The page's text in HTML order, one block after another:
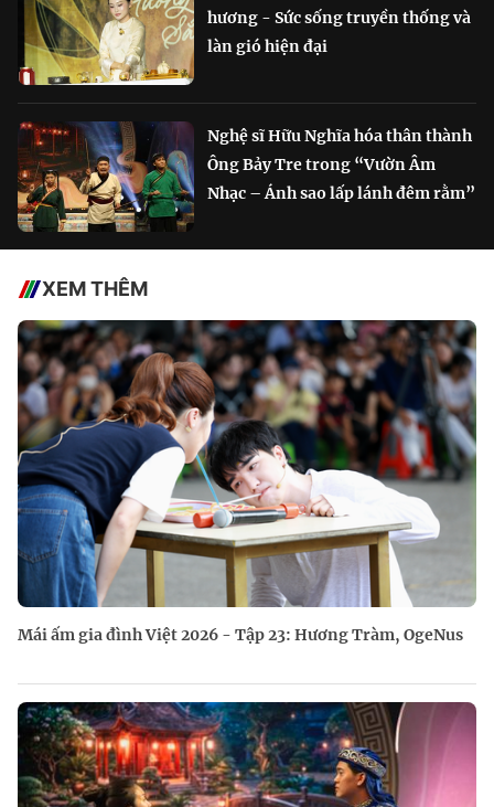
hương - Sức sống truyền thống và
làn gió hiện đại
Nghệ sĩ Hữu Nghĩa hóa thân thành
Ông Bảy Tre trong “Vườn Âm
Nhạc – Ánh sao lấp lánh đêm rằm”
XEM THÊM
Mái ấm gia đình Việt 2026 - Tập 23: Hương Tràm, OgeNus